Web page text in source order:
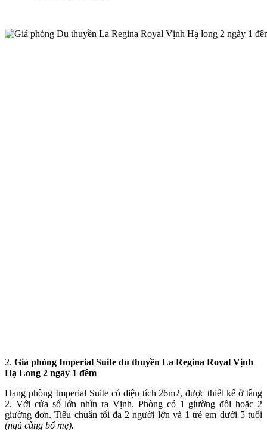
2. Giá phòng Imperial Suite du thuyền La Regina Royal Vịnh
Hạ Long 2 ngày 1 đêm
Hạng phòng Imperial Suite có diện tích 26m2, được thiết kế ở tầng
2. Với cửa sổ lớn nhìn ra Vịnh. Phòng có 1 giường đôi hoặc 2
giường đơn. Tiêu chuẩn tối đa 2 người lớn và 1 trẻ em dưới 5 tuổi
(ngủ cùng bố mẹ).